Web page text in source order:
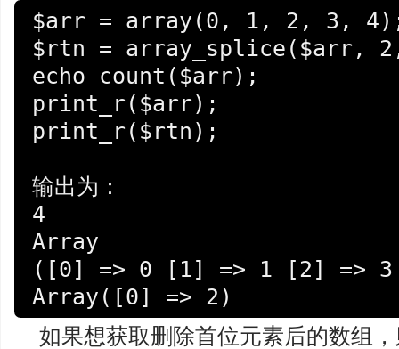
$arr = array(0, 1, 2, 3,
$rtn = array_splice($arr,
echo count($arr);
print_r($arr);
print_r($rtn);
输出为：
4
Array
([0] => 0 [1] => 1 [2] =>
Array([0] => 2)
如果想获取删除首位元素后的数组